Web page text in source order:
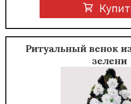
Ритуальный венок
зелени